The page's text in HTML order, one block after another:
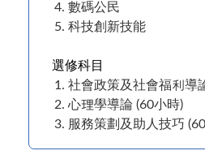
數碼公民
科技創新技能
選修科目
社會政策及社會福利導
心理學導論 (60小時)
服務策劃及助人技巧